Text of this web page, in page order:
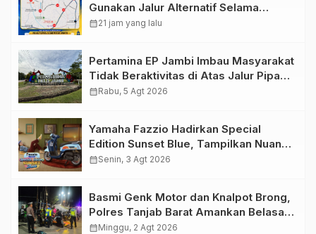
Gunakan Jalur Alternatif Selama
Pelaksanaan Presisi Merdeka Run
calendar_month21 jam yang lalu
Pertamina EP Jambi Imbau Masyarakat
Tidak Beraktivitas di Atas Jalur Pipa
Migas Demi Keselamatan Bersama
calendar_monthRabu, 5 Agt 2026
Yamaha Fazzio Hadirkan Special
Edition Sunset Blue, Tampilkan Nuansa
Retro Summer yang Semakin Skena
calendar_monthSenin, 3 Agt 2026
Basmi Genk Motor dan Knalpot Brong,
Polres Tanjab Barat Amankan Belasan
Kendaraan
calendar_monthMinggu, 2 Agt 2026